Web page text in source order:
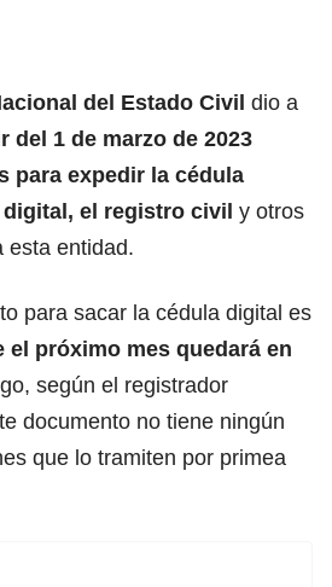
del Estado Civil dio a
del 1 de marzo de 2023
para expedir la cédula
, el registro civil y otros
esta entidad.
para sacar la cédula digital es
el próximo mes quedará en
según el registrador
documento no tiene ningún
que lo tramiten por primea